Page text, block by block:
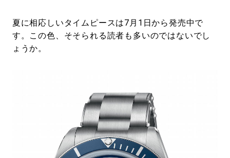
夏に相応しいタイムピースは7月1日から発売中で
す。この色、そそられる読者も多いのではないでし
ょうか。